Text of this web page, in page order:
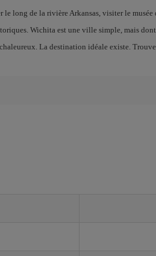
le long de la rivière Arkansas, visiter le musée
Wichita est une ville simple, mais
La destination idéale existe.